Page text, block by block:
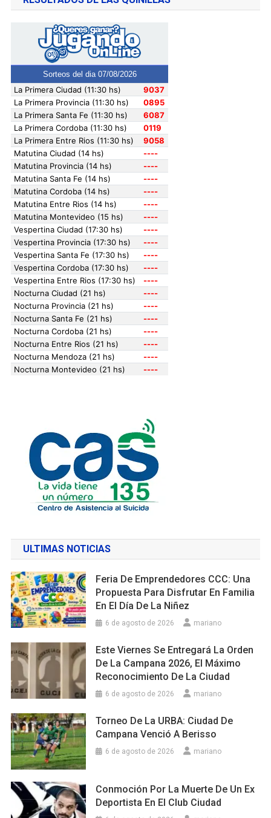
ULTIMAS NOTICIAS
Feria De Emprendedores CCC: Una
Propuesta Para Disfrutar En Familia
En El Día De La Niñez
6 de agosto de 2026 mariano
Este Viernes Se Entregará La Orden
De La Campana 2026, El Máximo
Reconocimiento De La Ciudad
6 de agosto de 2026 mariano
Torneo De La URBA: Ciudad De
Campana Venció A Berisso
6 de agosto de 2026 mariano
Conmoción Por La Muerte De Un Ex
Deportista En El Club Ciudad